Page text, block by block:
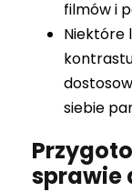
filmów i
Niektóre
siebie
sprawie